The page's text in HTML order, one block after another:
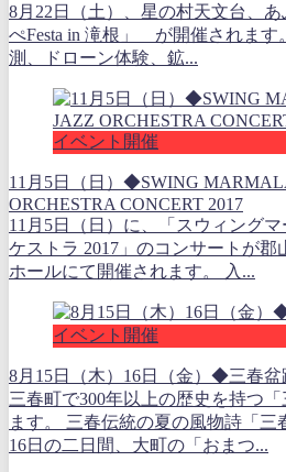
8月22日（土）、星の村天文台、
ぺFesta in 滝根」 が開催されます
測、ドローン体験、鉱...
イベント開催
11月5日（日）◆SWING
ORCHESTRA CONCERT 2017
11月5日（日）に、「スウィング
ケストラ 2017」のコンサートが郡
ホールにて開催されます。 入...
イベント開催
8月15日（木）16日（金）◆三春盆
三春町で300年以上の歴史を持つ
ます。 三春伝統の夏の風物詩「三
16日の二日間、大町の「おまつ...